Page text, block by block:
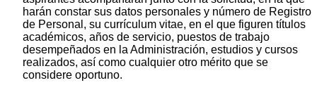
harán constar sus datos personales y número de Registro
de Personal, su currículum vitae, en el que figuren títulos
académicos, años de servicio, puestos de trabajo
desempeñados en la Administración, estudios y cursos
realizados, así como cualquier otro mérito que se
considere oportuno.